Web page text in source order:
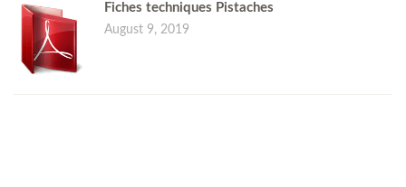
Fiches techniques Pistaches
August 9, 2019